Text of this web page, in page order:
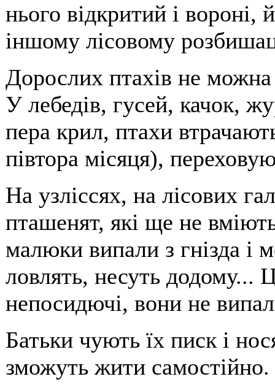
нього відкритий і вороні,
іншому лісовому
Дорослих птахів не
У лебедів, гусей, качок,
пера крил, птахи
півтора місяця),
На узліссях, на лісових
пташенят, які ще не
малюки випали з гнізда і
ловлять, несуть додому...
непосидючі, вони не
Батьки чують їх писк і
зможуть жити самостійно.